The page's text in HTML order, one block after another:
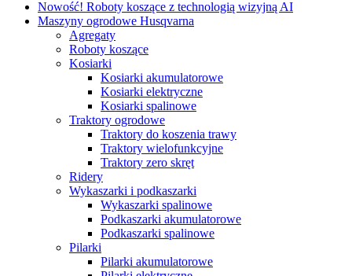
Nowość! Roboty koszące z technologią wizyjną AI
Maszyny ogrodowe Husqvarna
Agregaty
Roboty koszące
Kosiarki
Kosiarki akumulatorowe
Kosiarki elektryczne
Kosiarki spalinowe
Traktory ogrodowe
Traktory do koszenia trawy
Traktory wielofunkcyjne
Traktory zero skręt
Ridery
Wykaszarki i podkaszarki
Wykaszarki spalinowe
Podkaszarki akumulatorowe
Podkaszarki spalinowe
Pilarki
Pilarki akumulatorowe